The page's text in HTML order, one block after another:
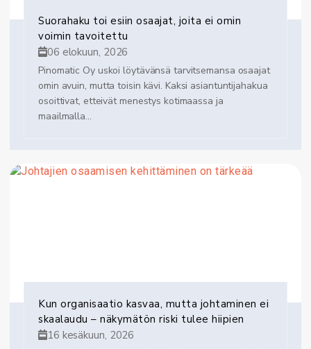
Suorahaku toi esiin osaajat, joita ei omin
voimin tavoitettu
06 elokuun, 2026
Pinomatic Oy uskoi löytävänsä tarvitsemansa osaajat
omin avuin, mutta toisin kävi. Kaksi asiantuntijahakua
osoittivat, etteivät menestys kotimaassa ja
maailmalla...
Kun organisaatio kasvaa, mutta johtaminen ei
skaalaudu – näkymätön riski tulee hiipien
16 kesäkuun, 2026